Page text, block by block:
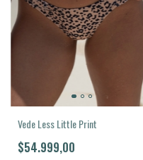
Vede Less Little Print
$54.999,00